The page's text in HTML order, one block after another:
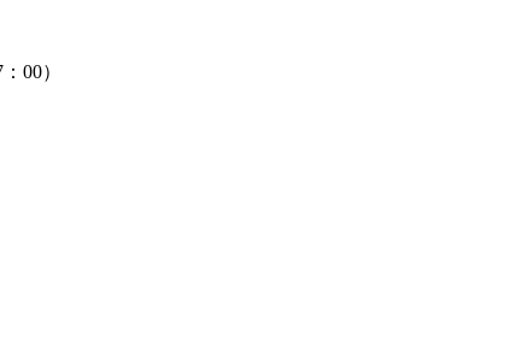
00）